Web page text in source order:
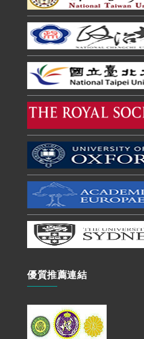
優質推薦連結